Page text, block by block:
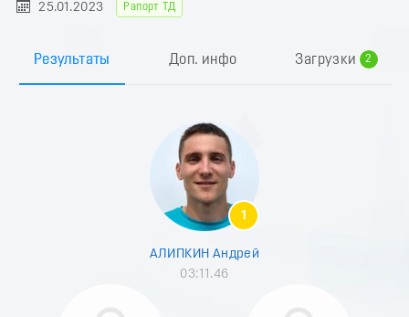
25.01.2023 Рапорт ТД
Результаты Доп. инфо Загрузки
2
1
АЛИПКИН Андрей
03:11.46